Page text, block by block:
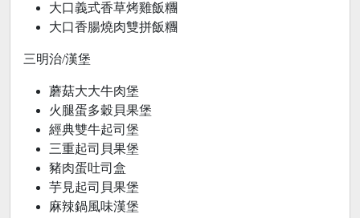
大口義式香草烤雞飯糰
大口香腸燒肉雙拼飯糰
三明治/漢堡
蘑菇大大牛肉堡
火腿蛋多穀貝果堡
經典雙牛起司堡
三重起司貝果堡
豬肉蛋吐司盒
芋見起司貝果堡
麻辣鍋風味漢堡